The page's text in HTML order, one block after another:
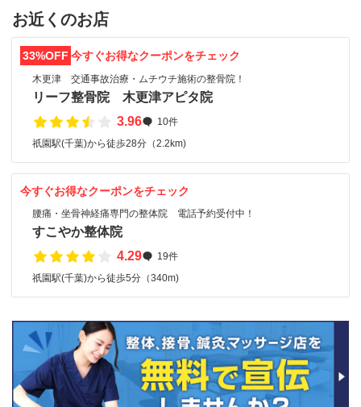
お近くのお店
33%OFF 今すぐお得なクーポンをチェック
木更津 交通事故治療・ムチウチ施術の整骨院！
リーフ整骨院 木更津アピタ院
3.96
10件
祇園駅(千葉)から徒歩28分（2.2km)
今すぐお得なクーポンをチェック
腰痛・坐骨神経痛専門の整体院 電話予約受付中！
すこやか整体院
4.29
19件
祇園駅(千葉)から徒歩5分（340m)